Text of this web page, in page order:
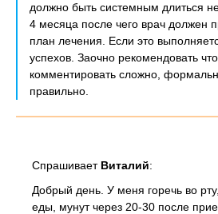
должно быть системным длиться
4 месяца после чего врач должен
план лечения. Если это
успехов. Заочно рекомендовать
комментировать сложно,
правильно.
Спрашивает Виталий:
Добрый день. У меня горечь во
еды, мунут через 20-30 после